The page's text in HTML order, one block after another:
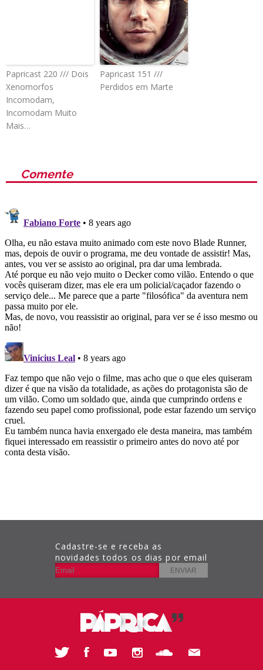
Papricast 220 /// Dois
Xenomorfos
Incomodam,
Incomodam Muito
Mais…
Papricast 151 ///
Perdidos em Marte
Comente
Cadastre-se e receba as
novidades todos os dias por email